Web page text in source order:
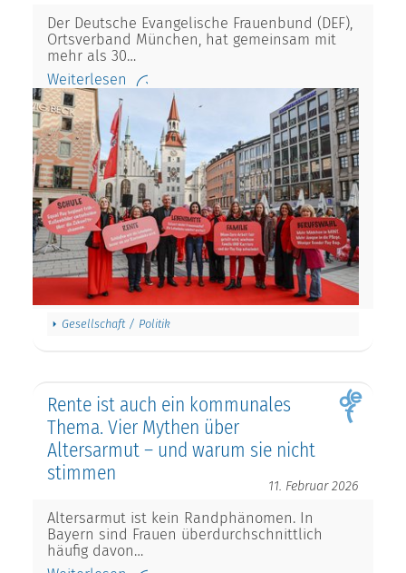
Der Deutsche Evangelische Frauenbund (DEF),
Ortsverband München, hat gemeinsam mit
mehr als 30…
Weiterlesen
Gesellschaft / Politik
Rente ist auch ein kommunales
Thema. Vier Mythen über
Altersarmut – und warum sie nicht
stimmen
11. Februar 2026
Altersarmut ist kein Randphänomen. In
Bayern sind Frauen überdurchschnittlich
häufig davon…